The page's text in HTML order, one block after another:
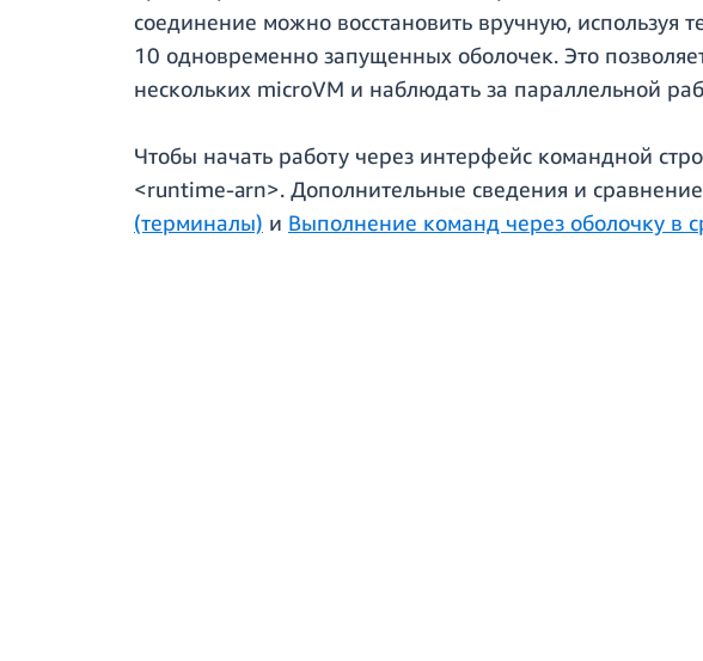
соединение можно восстановить вручную,
10 одновременно запущенных оболочек. Это
нескольких microVM и наблюдать за параллельной
Чтобы начать работу через интерфейс командной
<runtime-arn>. Дополнительные сведения и
(терминалы) и Выполнение команд через оболочку в